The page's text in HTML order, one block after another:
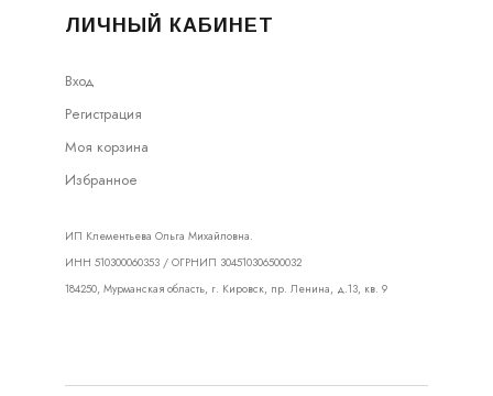
ЛИЧНЫЙ КАБИНЕТ
Вход
Регистрация
Моя корзина
Избранное
ИП Клементьева Ольга Михайловна.
ИНН 510300060353 / ОГРНИП 304510306500032
184250, Мурманская область, г. Кировск, пр. Ленина, д.13, кв. 9